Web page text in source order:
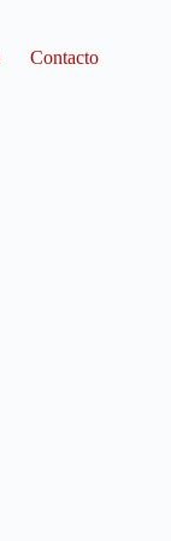
Contacto